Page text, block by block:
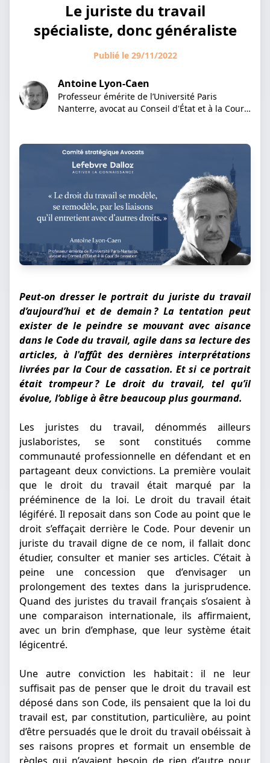
Le juriste du travail
spécialiste, donc généraliste
Publié le 29/11/2022
Antoine Lyon-Caen
Professeur émérite de l’Université Paris
Nanterre, avocat au Conseil d'État et à la Cour
Peut-on dresser le portrait du juriste du travail
d’aujourd’hui et de demain ? La tentation peut
exister de le peindre se mouvant avec aisance
dans le Code du travail, agile dans sa lecture des
articles, à l'affût des dernières interprétations
livrées par la Cour de cassation. Et si ce portrait
était trompeur ? Le droit du travail, tel qu’il
évolue, l’oblige à être beaucoup plus gourmand.
Les juristes du travail, dénommés ailleurs
juslaboristes, se sont constitués comme
communauté professionnelle en défendant et en
partageant deux convictions. La première voulait
que le droit du travail était marqué par la
prééminence de la loi. Le droit du travail était
légiféré. Il reposait dans son Code au point que le
droit s’effaçait derrière le Code. Pour devenir un
juriste du travail digne de ce nom, il fallait donc
étudier, consulter et manier ses articles. C’était à
peine une concession que d’envisager un
prolongement des textes dans la jurisprudence.
Quand des juristes du travail français s’osaient à
une comparaison internationale, ils affirmaient,
avec un brin d’emphase, que leur système était
légicentré.
Une autre conviction les habitait : il ne leur
suffisait pas de penser que le droit du travail est
déposé dans son Code, ils pensaient que la loi du
travail est, par constitution, particulière, au point
d’être persuadés que le droit du travail obéissait à
ses raisons propres et formait un ensemble de